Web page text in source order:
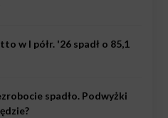
w I półr. '26 spadł o 85,1
spadło. Podwyżki